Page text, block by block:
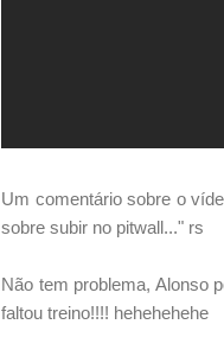
Um comentário sobre o
sobre subir no pitwall..." rs
Não tem problema, Alonso
faltou treino!!!! hehehehehe